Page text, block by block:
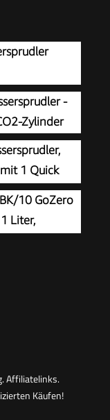
1x 0,85l
schwarz,
-
Zylinder
1 Quick
2x 1L und
10 GoZero
Liter,
Affiliatelinks.
Käufen!